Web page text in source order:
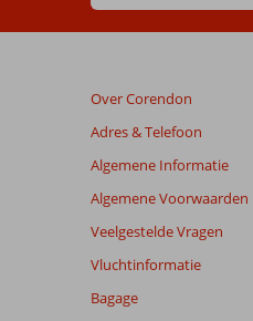
zijn
dan
worden
niet
meer
weergegeven
de
relevantie
de
Over Corendon
Adres & Telefoon
Algemene Informatie
Algemene Voorwaarden
Veelgestelde Vragen
Vluchtinformatie
Bagage